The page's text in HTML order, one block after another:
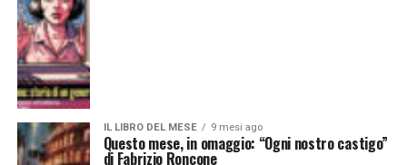
IL LIBRO DEL MESE 9 mesi ago
Questo mese, in omaggio: “Ogni nostro castigo”
di Fabrizio Roncone